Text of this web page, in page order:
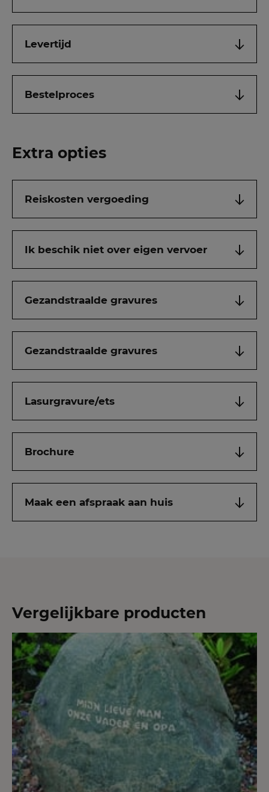
Levertijd
Bestelproces
Extra opties
Reiskosten vergoeding
Ik beschik niet over eigen vervoer
Gezandstraalde gravures
Gezandstraalde gravures
Lasurgravure/ets
Brochure
Maak een afspraak aan huis
Vergelijkbare producten